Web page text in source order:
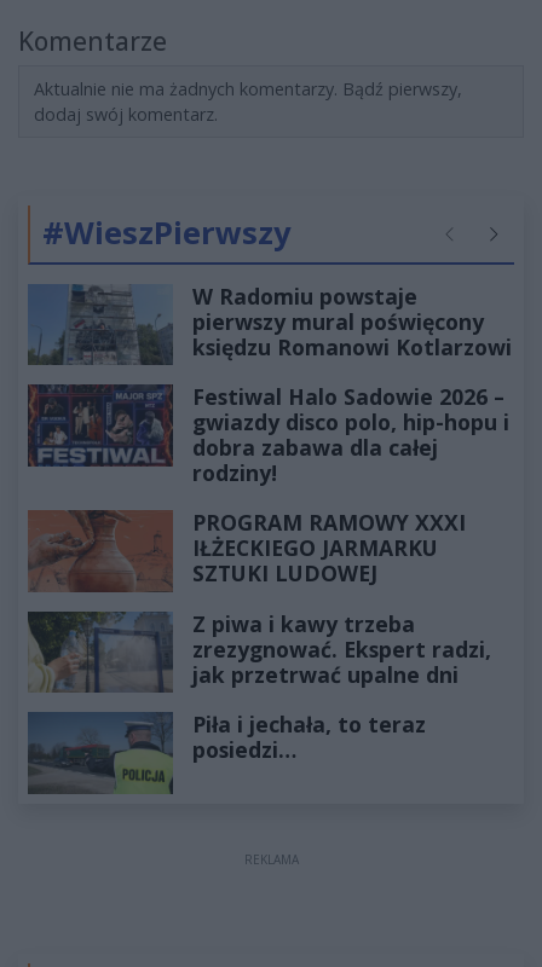
Komentarze
Aktualnie nie ma żadnych komentarzy. Bądź pierwszy,
dodaj swój komentarz.
#WieszPierwszy Poprzednie
W Radomiu powstaje
pierwszy mural poświęcony
księdzu Romanowi Kotlarzowi
Festiwal Halo Sadowie 2026 –
gwiazdy disco polo, hip-hopu i
dobra zabawa dla całej
rodziny!
PROGRAM RAMOWY XXXI
IŁŻECKIEGO JARMARKU
SZTUKI LUDOWEJ
Z piwa i kawy trzeba
zrezygnować. Ekspert radzi,
jak przetrwać upalne dni
Piła i jechała, to teraz
posiedzi…
REKLAMA